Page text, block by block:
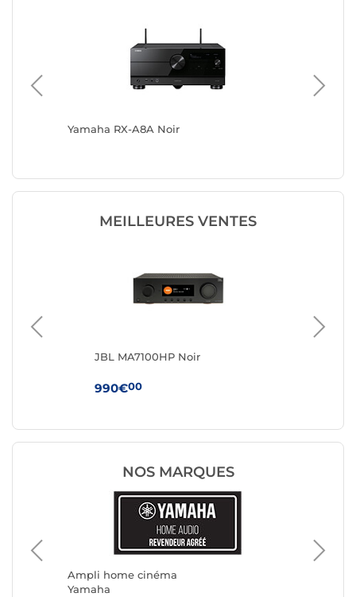
Yamaha RX-A8A Noir
MEILLEURES VENTES
JBL MA7100HP Noir
990€00
NOS MARQUES
Ampli home cinéma
Yamaha
Ampli
JBL